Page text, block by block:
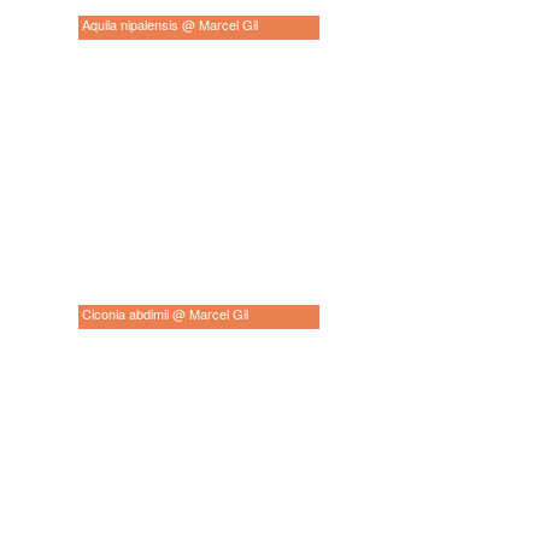
Aquila nipalensis @ Marcel Gil
Ciconia abdimii @ Marcel Gil